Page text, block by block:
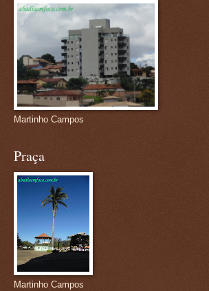
Martinho Campos
Praça
Martinho Campos